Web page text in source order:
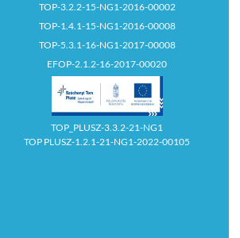
TOP-3.2.2-15-NG1-2016-00002
TOP-1.4.1-15-NG1-2016-00008
TOP-5.3.1-16-NG1-2017-00008
EFOP-2.1.2-16-2017-00020
TOP_PLUSZ-3.3.2-21-NG1
TOP PLUSZ-1.2.1-21-NG1-2022-00105